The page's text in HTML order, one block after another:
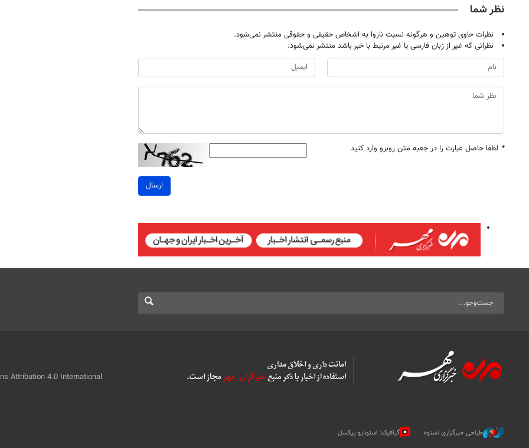
نظر شما
نظرات حاوی توهین و هرگونه نسبت ناروا به اشخاص حقیقی و حقوقی منتشر نمی‌شود.
نظراتی که غیر از زبان فارسی یا غیر مرتبط با خبر باشد منتشر نمی‌شود.
* لطفا حاصل عبارت را در جعبه متن روبرو وارد کنید
ارسال
Attribution 4.0 International
طراحی خبرگزاری نستوه گرافیک: استودیو پیکسل